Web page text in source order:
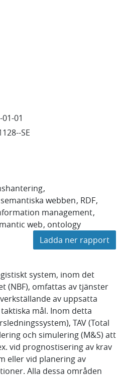
01
SE
semantiska webben RDF
management
web ontology
Ladda ner rapport
system, inom det
(NBF), omfattas av tjänster
av uppsatta
mål. Inom detta
TAV (Total
och simulering (M&S) att
vid prognostisering av krav
eller vid planering av
Alla dessa områden